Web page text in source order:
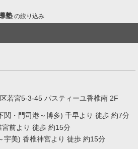
塾の絞り込み
若宮5-3-45 パスティーユ香椎南 2F
関・門司港～博多) 千早より 徒歩 約7分
前より 徒歩 約15分
宇美) 香椎神宮より 徒歩 約15分